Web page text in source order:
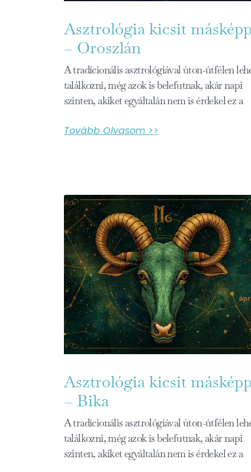
Asztrológia kicsit másképp
– Oroszlán
A tradícionális asztrológiával úton-útfélen
találkozni, még azok is belefutnak, akár napi
szinten, akiket egyáltalán nem is érdekel ez a
Tovább Olvasom >>
Asztrológia kicsit másképp
– Bika
A tradícionális asztrológiával úton-útfélen
találkozni, még azok is belefutnak, akár napi
szinten, akiket egyáltalán nem is érdekel ez a